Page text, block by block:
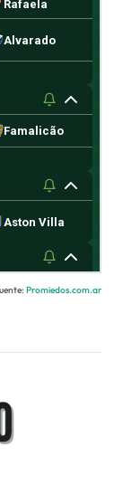
Promiedos.com.ar